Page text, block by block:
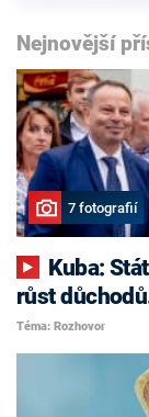
Nejnovější
7 fotografií
růst
Téma: Rozhovor